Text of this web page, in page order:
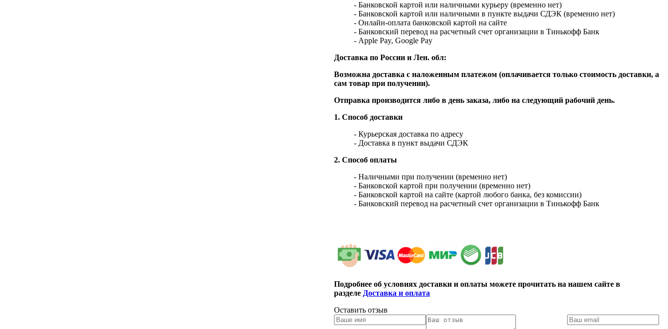
- Банковской картой или наличными курьеру (временно нет)
- Банковской картой или наличными в пункте выдачи СДЭК (временно нет)
- Онлайн-оплата банковской картой на сайте
- Банковский перевод на расчетный счет организации в Тинькофф Банк
- Apple Pay, Google Pay
Доставка по России и Лен. обл:
Возможна доставка с наложенным платежом (оплачивается только стоимость доставки, а
сам товар при получении).
Отправка производится либо в день заказа, либо на следующий рабочий день.
1. Способ доставки
- Курьерская доставка по адресу
- Доставка в пункт выдачи СДЭК
2. Способ оплаты
- Наличными при получении (временно нет)
- Банковской картой при получении (временно нет)
- Банковской картой на сайте (картой любого банка, без комиссии)
- Банковский перевод на расчетный счет организации в Тинькофф Банк
Подробнее об условиях доставки и оплаты можете прочитать на нашем сайте в
разделе Доставка и оплата
Оставить отзыв